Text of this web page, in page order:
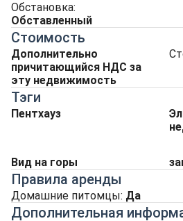
Обстановка:
Обставленный
Стоимость
Дополнительно
причитающийся НДС за
эту недвижимость
Тэги
Пентхауз
Вид на горы
Правила аренды
Домашние питомцы: Да
Дополнительная